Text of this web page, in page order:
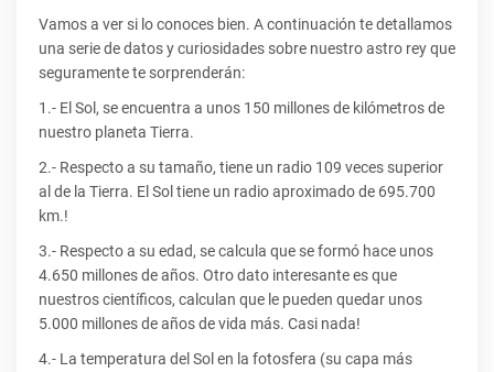
Vamos a ver si lo conoces bien. A continuación te detallamos
una serie de datos y curiosidades sobre nuestro astro rey que
seguramente te sorprenderán:
1.- El Sol, se encuentra a unos 150 millones de kilómetros de
nuestro planeta Tierra.
2.- Respecto a su tamaño, tiene un radio 109 veces superior
al de la Tierra. El Sol tiene un radio aproximado de 695.700
km.!
3.- Respecto a su edad, se calcula que se formó hace unos
4.650 millones de años. Otro dato interesante es que
nuestros científicos, calculan que le pueden quedar unos
5.000 millones de años de vida más. Casi nada!
4.- La temperatura del Sol en la fotosfera (su capa más